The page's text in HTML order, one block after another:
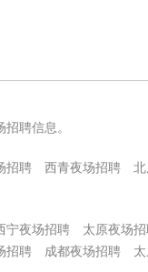
聘信息。
招聘 西青夜场招聘
宁夜场招聘 太原夜场
招聘 成都夜场招聘